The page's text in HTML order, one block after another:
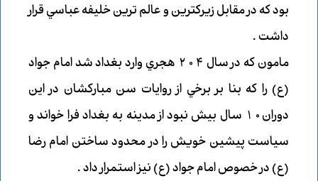
بود كه در مقابل زيركترين و عالم ترين خليفه عباسي قرار
داشت .
مامون كه در سال 204 هجري وارد بغداد شد امام جواد
(ع) را كه بنا بر برخي از روايات سن مباركشان در اين
دوران10 سال بيش نبود از مدينه به بغداد فرا خواند و
سياست پيشين خويش را در محدود ساختن امام رضا
(ع) در خصوص امام جواد (ع) نيز استمرار داد .